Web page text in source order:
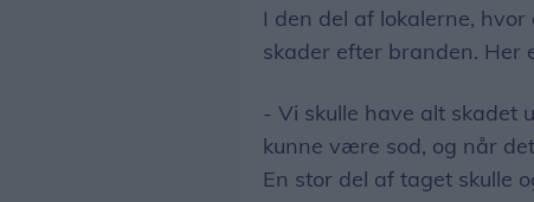
I den del af lokalerne,
skader efter branden. Her
- Vi skulle have alt skadet
kunne være sod, og når
En stor del af taget skulle